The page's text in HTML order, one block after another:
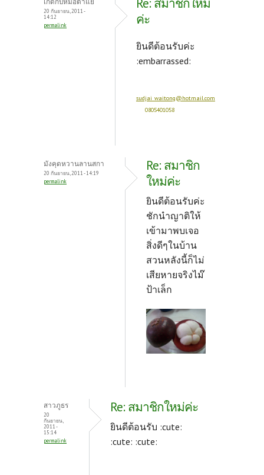
20 กันยายน, 2011 -
14:12
permalink
Re: สมาชิกใหม่
ค่ะ
ยินดีต้อนรับค่ะ
:embarrassed:
sudjai_waitong@hotmail.com
0805401058
มังคุดหวานลานสกา
20 กันยายน, 2011 - 14:19
permalink
Re: สมาชิก
ใหม่ค่ะ
ยินดีต้อนรับค่ะ
ชักนำญาติให้
เข้ามาพบเจอ
สิ่งดีๆในบ้าน
สวนหลังนี้ก็ไม่
เสียหายจริงไม๊
ป้าเล็ก
สาวภูธร
20
กันยายน,
2011 -
15:14
permalink
Re: สมาชิกใหม่ค่ะ
ยินดีต้อนรับ :cute:
:cute: :cute: